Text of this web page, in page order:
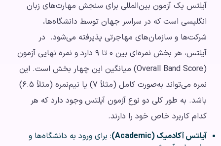
آیلتس یک آزمون بین‌المللی برای سنجش مهارت‌های زبان
انگلیسی است که در سراسر جهان توسط دانشگاه‌ها،
شرکت‌ها و سازمان‌های مهاجرتی پذیرفته می‌شود. در
آیلتس، هر بخش نمره‌ای بین ۰ تا ۹ دارد و نمره نهایی آزمون
(Overall Band Score) میانگین این چهار بخش است. این
نمره می‌تواند به‌صورت کامل (مثلاً ۷) یا نیم‌نمره (مثلاً ۶.۵)
باشد. به طور کلی دو نوع آزمون آیلتس وجود دارد که هر
کدام کاربرد خاص خود را دارند.
آیلتس آکادمیک (Academic)
: برای ورود به دانشگاه‌ها و